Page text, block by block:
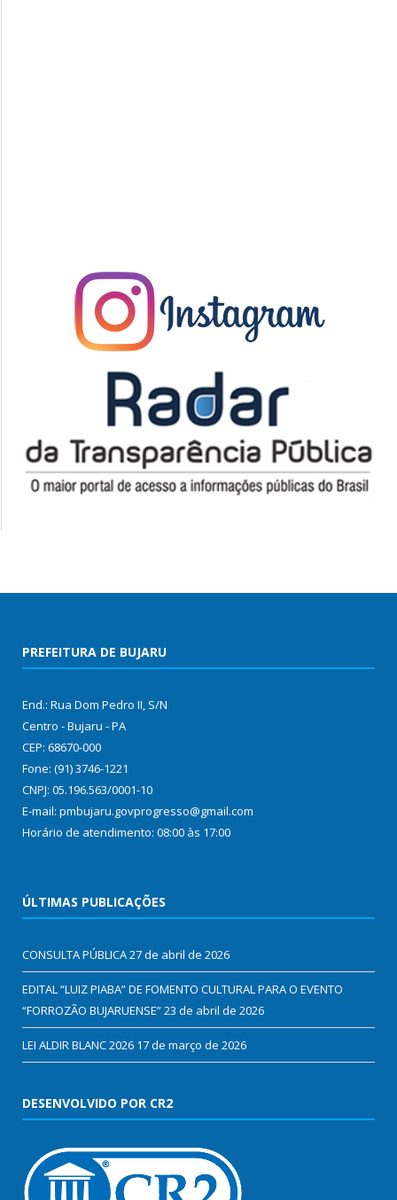
PREFEITURA DE BUJARU
End.: Rua Dom Pedro II, S/N
Centro - Bujaru - PA
CEP: 68670-000
Fone: (91) 3746-1221
CNPJ: 05.196.563/0001-10
E-mail: pmbujaru.govprogresso@gmail.com
Horário de atendimento: 08:00 às 17:00
ÚLTIMAS PUBLICAÇÕES
CONSULTA PÚBLICA27 de abril de 2026
EDITAL “LUIZ PIABA” DE FOMENTO CULTURAL PARA O EVENTO
“FORROZÃO BUJARUENSE”23 de abril de 2026
LEI ALDIR BLANC 2026 17 de março de 2026
DESENVOLVIDO POR CR2